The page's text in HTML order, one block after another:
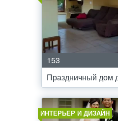
153
Праздничный дом
ИНТЕРЬЕР И ДИЗАЙН